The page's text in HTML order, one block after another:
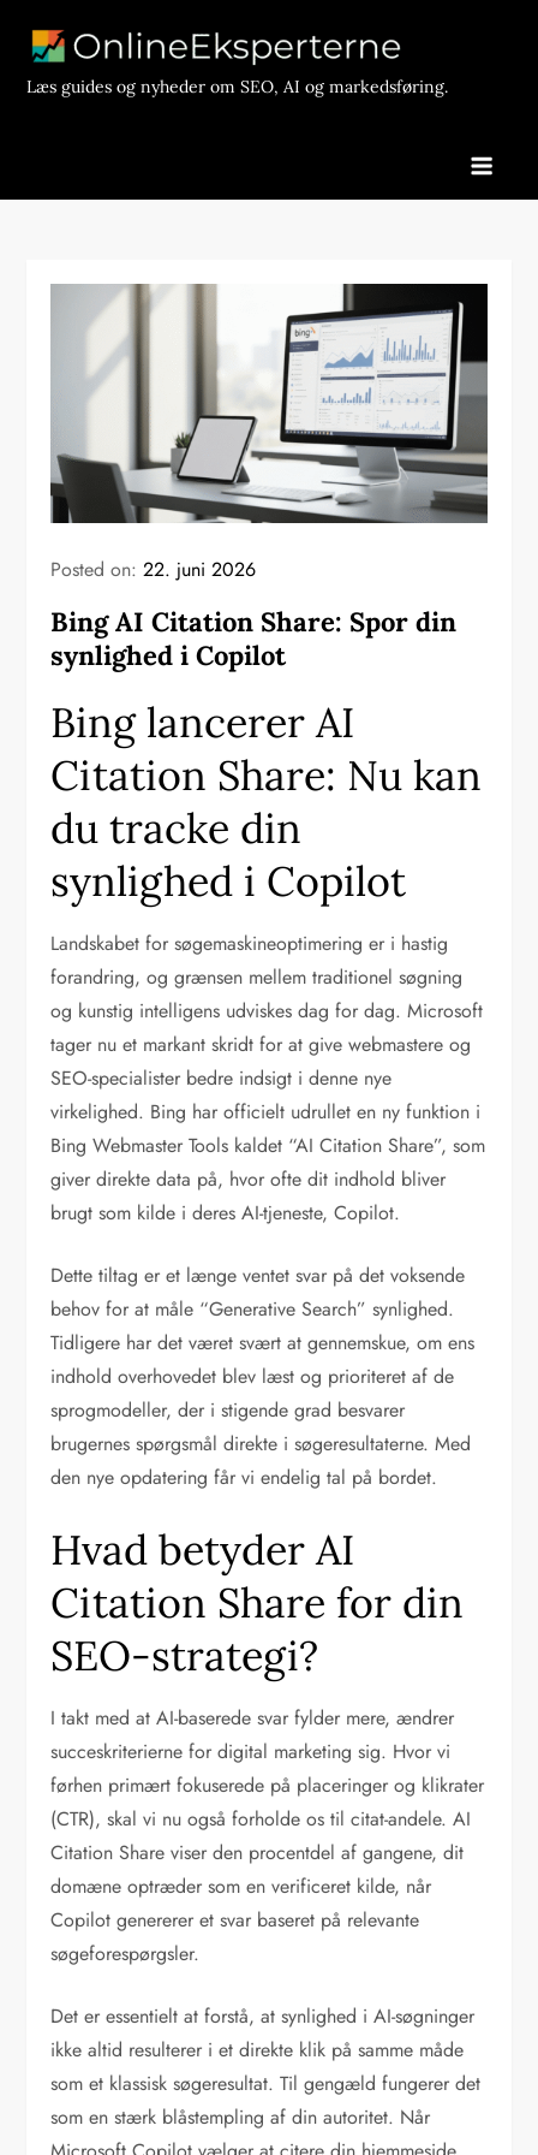
contentLæs guides og nyheder om SEO, AI og markedsføring.
Posted on:22. juni 2026
Bing AI Citation Share: Spor din
synlighed i Copilot
Bing lancerer AI
Citation Share: Nu kan
du tracke din
synlighed i Copilot
Landskabet for søgemaskineoptimering er i hastig
forandring, og grænsen mellem traditionel søgning
og kunstig intelligens udviskes dag for dag. Microsoft
tager nu et markant skridt for at give webmastere og
SEO-specialister bedre indsigt i denne nye
virkelighed. Bing har officielt udrullet en ny funktion i
Bing Webmaster Tools kaldet “AI Citation Share”, som
giver direkte data på, hvor ofte dit indhold bliver
brugt som kilde i deres AI-tjeneste, Copilot.
Dette tiltag er et længe ventet svar på det voksende
behov for at måle “Generative Search” synlighed.
Tidligere har det været svært at gennemskue, om ens
indhold overhovedet blev læst og prioriteret af de
sprogmodeller, der i stigende grad besvarer
brugernes spørgsmål direkte i søgeresultaterne. Med
den nye opdatering får vi endelig tal på bordet.
Hvad betyder AI
Citation Share for din
SEO-strategi?
I takt med at AI-baserede svar fylder mere, ændrer
succeskriterierne for digital marketing sig. Hvor vi
førhen primært fokuserede på placeringer og klikrater
(CTR), skal vi nu også forholde os til citat-andele. AI
Citation Share viser den procentdel af gangene, dit
domæne optræder som en verificeret kilde, når
Copilot genererer et svar baseret på relevante
søgeforespørgsler.
Det er essentielt at forstå, at synlighed i AI-søgninger
ikke altid resulterer i et direkte klik på samme måde
som et klassisk søgeresultat. Til gengæld fungerer det
som en stærk blåstempling af din autoritet. Når